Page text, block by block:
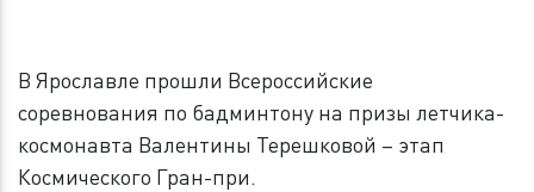
В Ярославле прошли Всероссийские
соревнования по бадминтону на призы летчика-
космонавта Валентины Терешковой – этап
Космического Гран-при.